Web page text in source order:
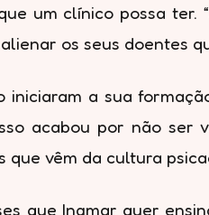
um clínico possa ter.
os seus doentes
iniciaram a sua
acabou por não ser
que vêm da cultura
que Ingmar quer